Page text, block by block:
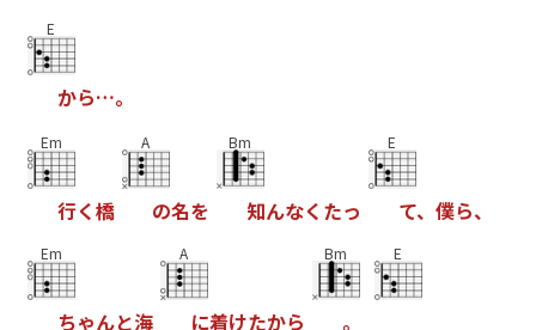
E
から…。
Em
行く橋
A
の名を
Bm
知んなく たっ
E
て、 僕ら、
Em
ちゃんと海
A
に着けたから
Bm
。
E